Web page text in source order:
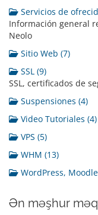
Servicios de
Información general
Neolo
Sitio Web (7)
SSL (9)
SSL, certificados de
Suspensiones (4)
Video Tutoriales (4)
VPS (5)
WHM (13)
WordPress,
Ən məşhur